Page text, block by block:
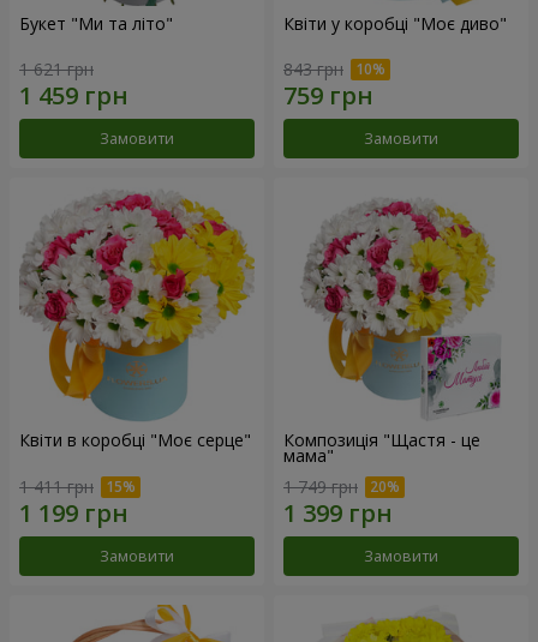
Букет "Ми та літо"
1 621 грн
Замовити
Квіти у коробці "Моє диво"
843 грн
Замовити
Квіти в коробці "Моє серце"
1 411 грн
Замовити
Композиція "Щастя - це
мама"
1 749 грн
Замовити